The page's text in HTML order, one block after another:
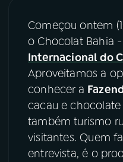
FESTIVAL DE
ACOMPANHE A RÁDIO
YouTube
Instagram
Começou ontem
o Chocolat Bahia
Internacional do
Aproveitamos a
conhecer a
cacau e
também turismo
visitantes. Quem
entrevista, é o